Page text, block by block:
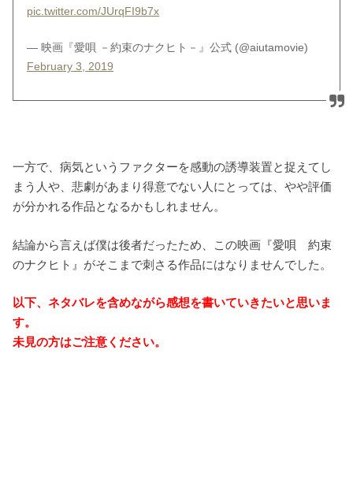
pic.twitter.com/JUrqFI9b7x
— 映画『愛唄 －約束のナクヒト－』公式 (@aiutamovie)
February 3, 2019
一方で、病気というファクターを感動の誘導装置と捉えてし
まう人や、悲劇があまり得意でない人にとっては、やや評価
が分かれる作品となるかもしれません。
結論から言えば僕は後者だったため、この映画『愛唄 約束
のナクヒト』がそこまで刺さる作品にはなりませんでした。
以下、ネタバレを含めながら感想を書いていきたいと思いま
す。
未見の方はご注意ください。